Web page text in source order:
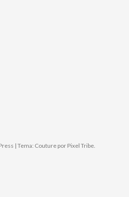
| Tema: Couture por Pixel Tribe